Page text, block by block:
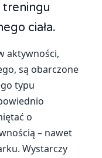
treningu
ciała.
aktywności,
są obarczone
typu
o
– nawet
Wystarczy